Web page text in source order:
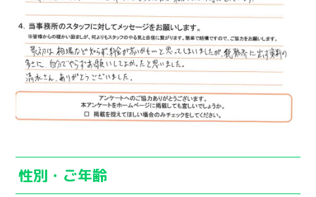
性別・ご年齢